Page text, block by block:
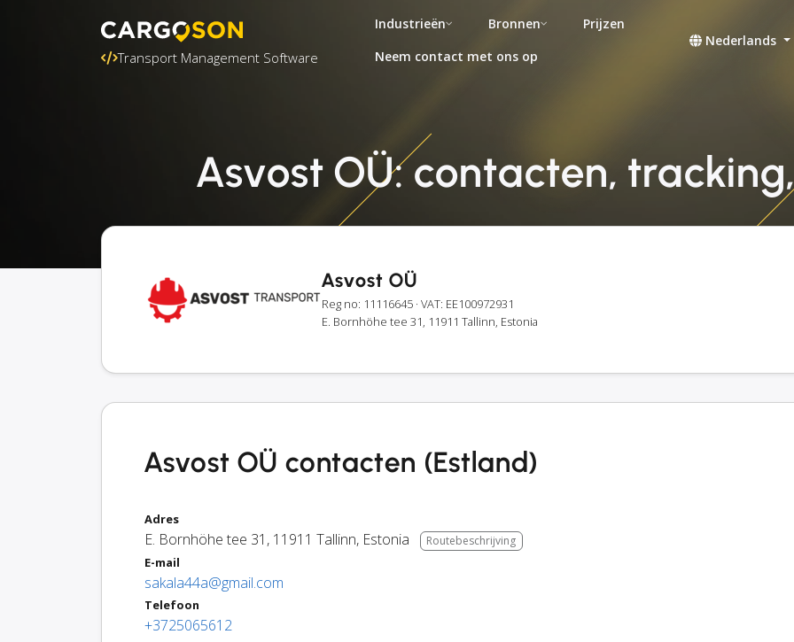
Transport Management Software
Industrieën Bronnen
Prijzen
Neem contact met ons op
Nederlands
Asvost OÜ: contacten,
Asvost OÜ
Reg no: 11116645 · VAT: EE100972931
E. Bornhöhe tee 31, 11911 Tallinn, Estonia
Asvost OÜ contacten (Estland)
Adres
E. Bornhöhe tee 31 , 11911 Tallinn, Estonia Routebeschrijving
E-mail
sakala44a@gmail.com
Telefoon
+3725065612